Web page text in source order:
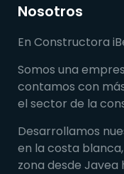
Nosotros
En Constructora
Somos una
contamos con
el sector de la
Desarrollamos
en la costa
zona desde Javea